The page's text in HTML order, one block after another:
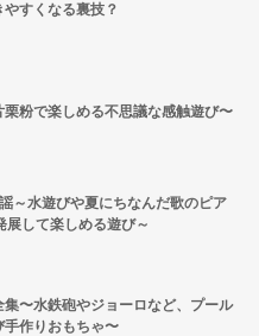
やすくなる裏技？
粉で楽しめる不思議な感触遊び〜
～水遊びや夏にちなんだ歌のピア
展して楽しめる遊び～
〜水鉄砲やジョーロなど、プール
作りおもちゃ〜